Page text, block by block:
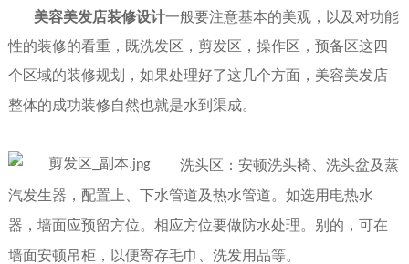
美容美发店装修设计一般要注意基本的美观， 以及 对功能
性的装修的看重，既洗发区，剪发区，操作区，预备区这四
个区域的装修规划，如果处理好了这几个方面， 美容美发店
整体的成功装修自然也就是水到渠成。
洗头区：安顿洗头椅、洗头盆及蒸
汽发生器，配置上、下水管道及热水管道。如选用电热水
器，墙面应预留方位。相应方位要做防水处理。别的，可在
墙面安顿吊柜，以便寄存毛巾、洗发用品等。